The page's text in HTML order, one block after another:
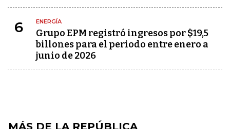
6 ENERGÍA
Grupo EPM registró ingresos por $19,5
billones para el periodo entre enero a
junio de 2026
MÁS DE LA REPÚBLICA